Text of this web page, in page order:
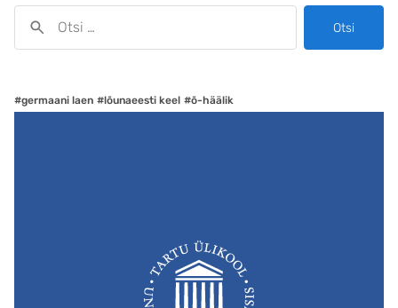
Otsi
#germaani laen #lõunaeesti keel #õ-häälik